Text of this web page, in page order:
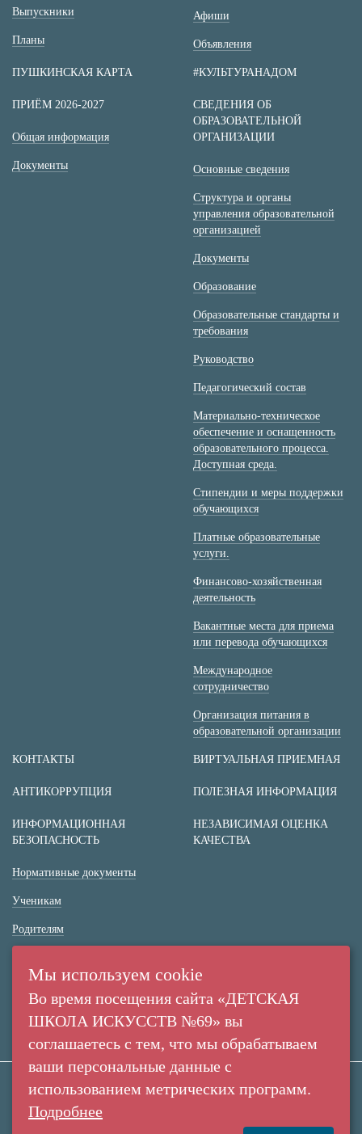
Выпускники
Планы
Афиши
Объявления
ПУШКИНСКАЯ КАРТА #КУЛЬТУРАНАДОМ
ПРИЁМ 2026-2027
Общая информация
Документы
СВЕДЕНИЯ ОБ
ОБРАЗОВАТЕЛЬНОЙ
ОРГАНИЗАЦИИ
Основные сведения
Структура и органы
управления образовательной
организацией
Документы
Образование
Образовательные стандарты и
требования
Руководство
Педагогический состав
Материально-техническое
обеспечение и оснащенность
образовательного процесса.
Доступная среда.
Стипендии и меры поддержки
обучающихся
Платные образовательные
услуги.
Финансово-хозяйственная
деятельность
Вакантные места для приема
или перевода обучающихся
Международное
сотрудничество
Организация питания в
образовательной организации
КОНТАКТЫ ВИРТУАЛЬНАЯ ПРИЕМНАЯ
АНТИКОРРУПЦИЯ ПОЛЕЗНАЯ ИНФОРМАЦИЯ
ИНФОРМАЦИОННАЯ
БЕЗОПАСНОСТЬ
Нормативные документы
Ученикам
Родителям
НЕЗАВИСИМАЯ ОЦЕНКА
КАЧЕСТВА
пр. Ленина, 137/2
Создание сайта:
МАУДО "Детская Школа Искусств №69" © 2010-
Мы используем cookie
Во время посещения сайта «ДЕТСКАЯ
ШКОЛА ИСКУССТВ №69» вы
соглашаетесь с тем, что мы обрабатываем
ваши персональные данные с
использованием метрических программ.
Подробнее